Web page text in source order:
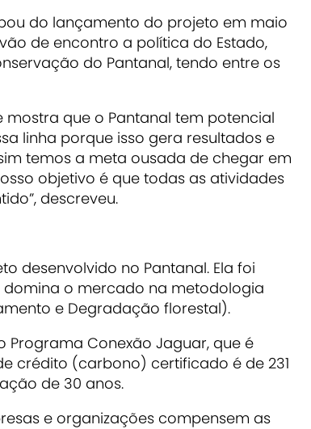
do lançamento do projeto em maio
de encontro a política do Estado,
do Pantanal, tendo entre os
que o Pantanal tem potencial
linha porque isso gera resultados e
temos a meta ousada de chegar em
objetivo é que todas as atividades
descreveu.
desenvolvido no Pantanal. Ela foi
domina o mercado na metodologia
e Degradação florestal).
Conexão Jaguar, que é
crédito (carbono) certificado é de 231
de 30 anos.
e organizações compensem as